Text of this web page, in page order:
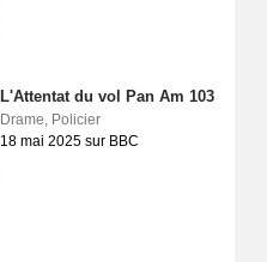
L'Attentat du vol Pan Am 103
Drame, Policier
18 mai 2025 sur BBC